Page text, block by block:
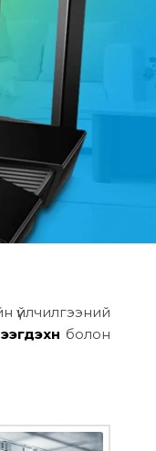
үйлчилгээний
болон